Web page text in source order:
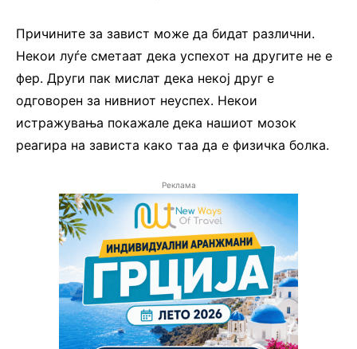
Причините за завист може да бидат различни.
Некои луѓе сметаат дека успехот на другите не е
фер. Други пак мислат дека некој друг е
одговорен за нивниот неуспех. Некои
истражувања покажале дека нашиот мозок
реагира на зависта како таа да е физичка болка.
Реклама